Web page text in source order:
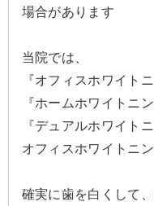
場合があります
当院では、
『オフィスホワイトニ
『ホームホワイトニン
『デュアルホワイト
オフィスホワイトニ
確実に歯を白くして